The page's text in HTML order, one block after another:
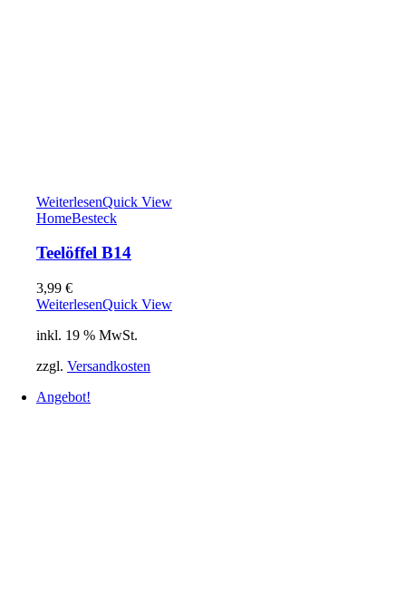
WeiterlesenQuick View
HomeBesteck
Teelöffel B14
3,99 €
WeiterlesenQuick View
inkl. 19 % MwSt.
zzgl. Versandkosten
Angebot!